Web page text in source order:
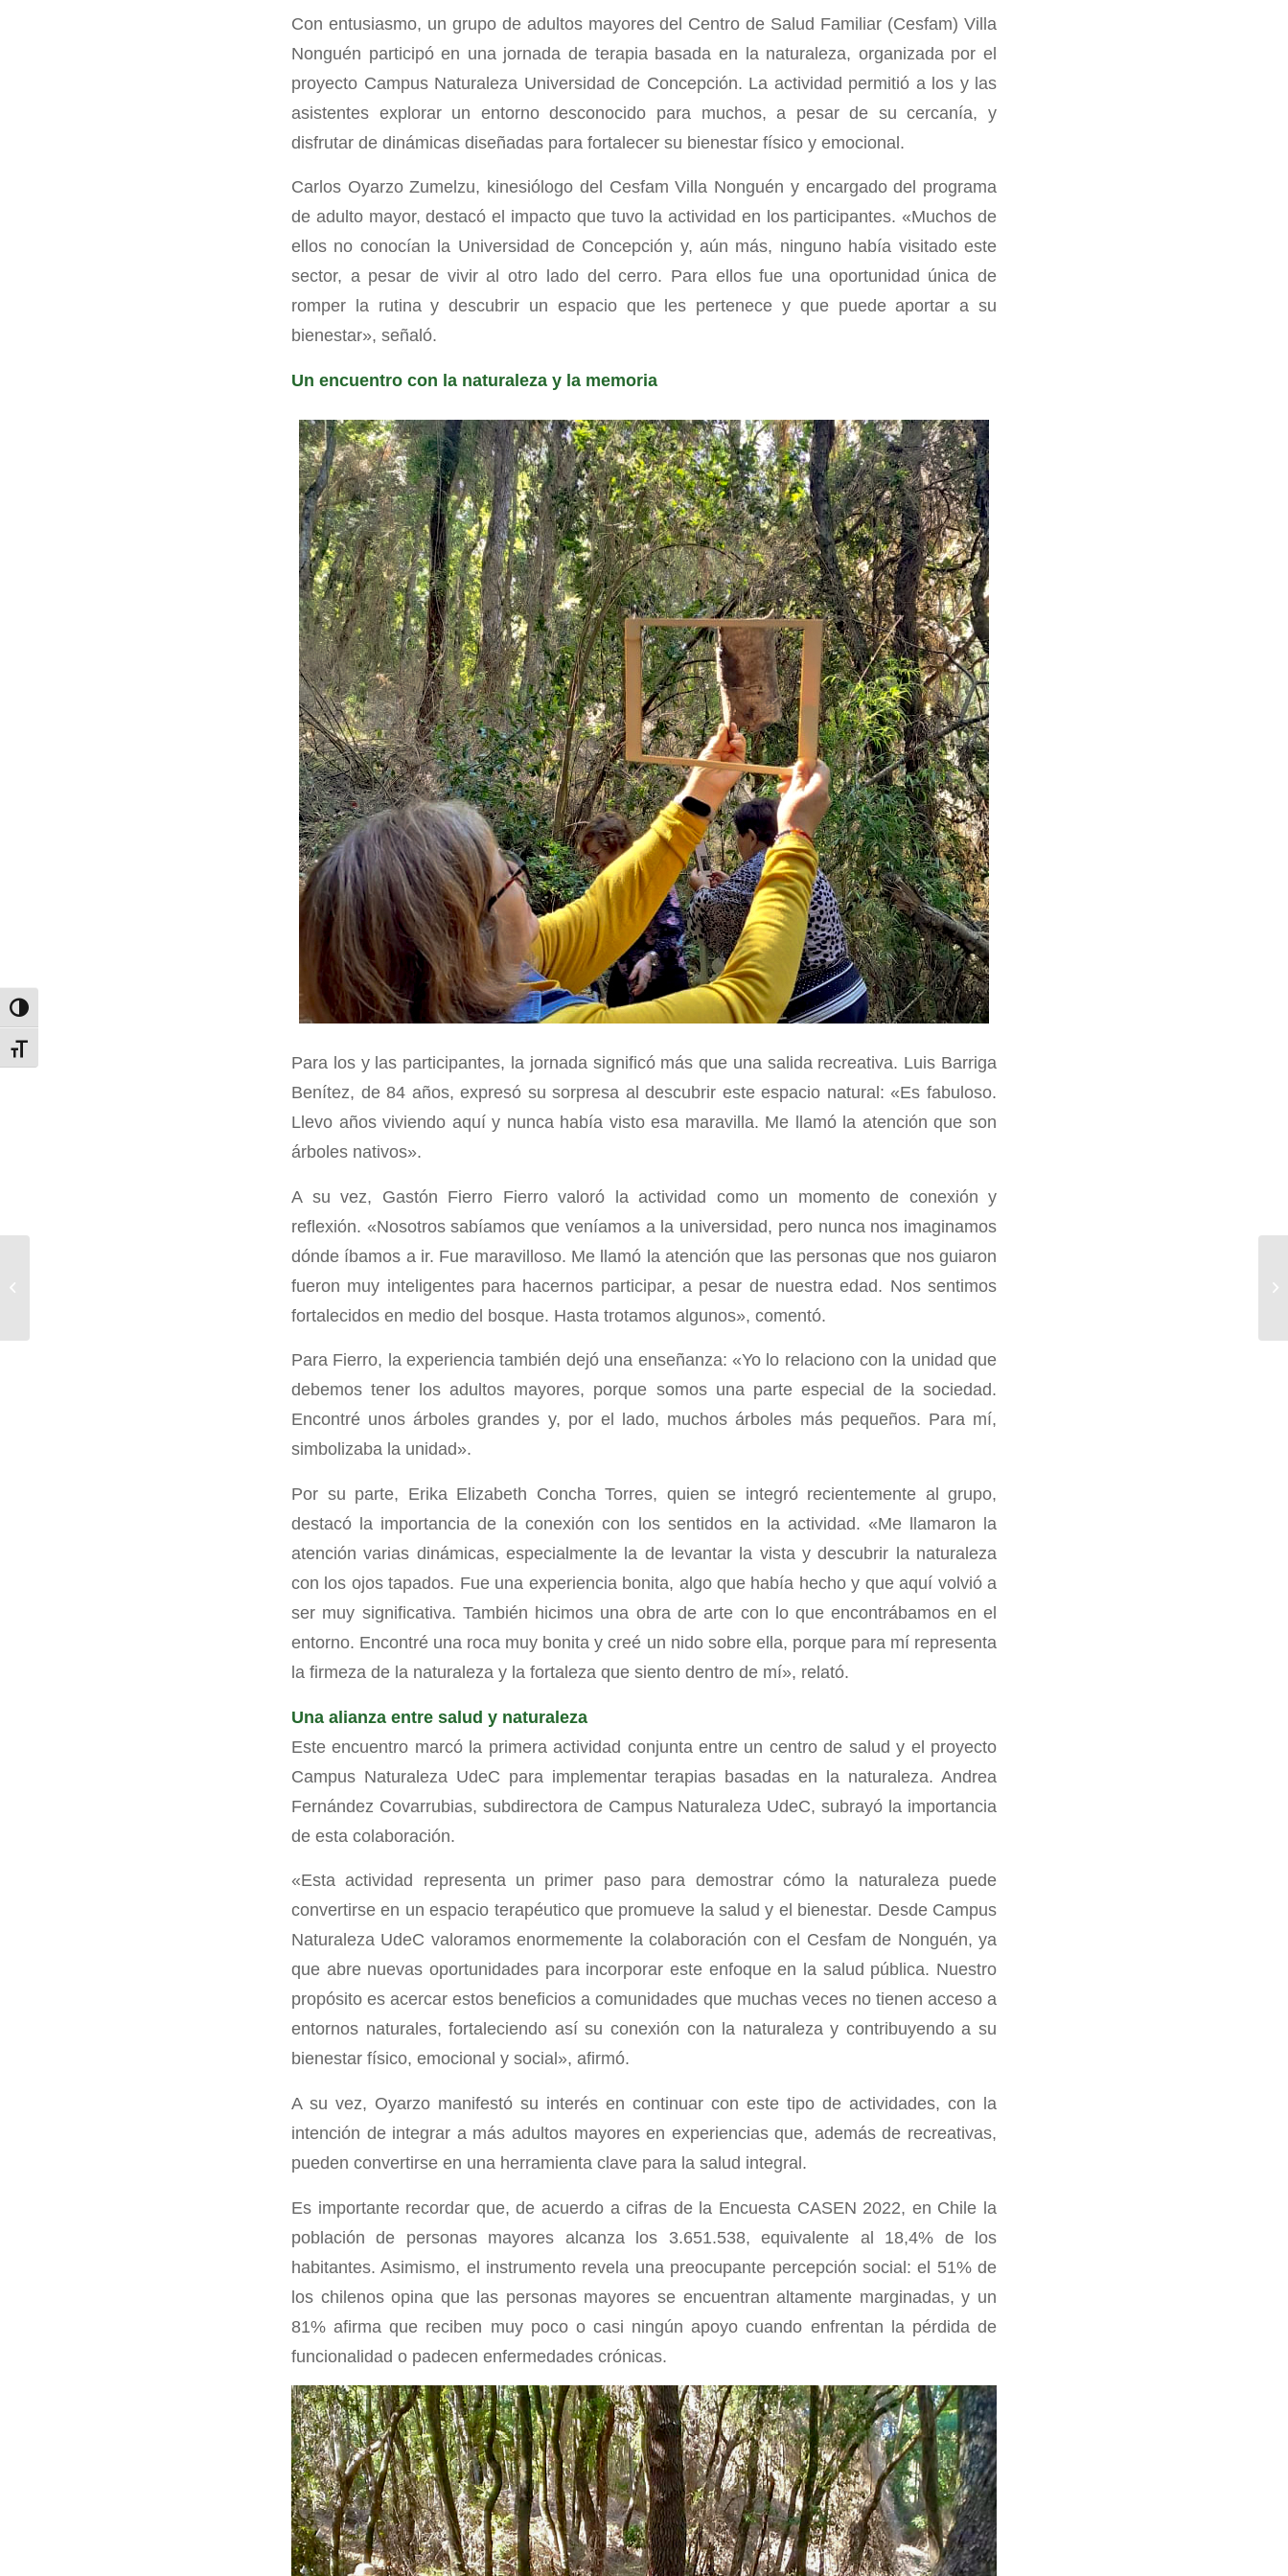
Alternar alto contraste
Alternar tamaño de letra
Con entusiasmo, un grupo de adultos mayores del Centro de Salud Familiar (Cesfam) Villa
Nonguén participó en una jornada de terapia basada en la naturaleza, organizada por el
proyecto Campus Naturaleza Universidad de Concepción. La actividad permitió a los y las
asistentes explorar un entorno desconocido para muchos, a pesar de su cercanía, y
disfrutar de dinámicas diseñadas para fortalecer su bienestar físico y emocional.
Carlos Oyarzo Zumelzu, kinesiólogo del Cesfam Villa Nonguén y encargado del programa
de adulto mayor, destacó el impacto que tuvo la actividad en los participantes. «Muchos de
ellos no conocían la Universidad de Concepción y, aún más, ninguno había visitado este
sector, a pesar de vivir al otro lado del cerro. Para ellos fue una oportunidad única de
romper la rutina y descubrir un espacio que les pertenece y que puede aportar a su
bienestar», señaló.
Un encuentro con la naturaleza y la memoria
Para los y las participantes, la jornada significó más que una salida recreativa. Luis Barriga
Benítez, de 84 años, expresó su sorpresa al descubrir este espacio natural: «Es fabuloso.
Llevo años viviendo aquí y nunca había visto esa maravilla. Me llamó la atención que son
árboles nativos».
A su vez, Gastón Fierro Fierro valoró la actividad como un momento de conexión y
reflexión. «Nosotros sabíamos que veníamos a la universidad, pero nunca nos imaginamos
dónde íbamos a ir. Fue maravilloso. Me llamó la atención que las personas que nos guiaron
fueron muy inteligentes para hacernos participar, a pesar de nuestra edad. Nos sentimos
fortalecidos en medio del bosque. Hasta trotamos algunos», comentó.
Para Fierro, la experiencia también dejó una enseñanza: «Yo lo relaciono con la unidad que
debemos tener los adultos mayores, porque somos una parte especial de la sociedad.
Encontré unos árboles grandes y, por el lado, muchos árboles más pequeños. Para mí,
simbolizaba la unidad».
Por su parte, Erika Elizabeth Concha Torres, quien se integró recientemente al grupo,
destacó la importancia de la conexión con los sentidos en la actividad. «Me llamaron la
atención varias dinámicas, especialmente la de levantar la vista y descubrir la naturaleza
con los ojos tapados. Fue una experiencia bonita, algo que había hecho y que aquí volvió a
ser muy significativa. También hicimos una obra de arte con lo que encontrábamos en el
entorno. Encontré una roca muy bonita y creé un nido sobre ella, porque para mí representa
la firmeza de la naturaleza y la fortaleza que siento dentro de mí», relató.
Una alianza entre salud y naturaleza
Este encuentro marcó la primera actividad conjunta entre un centro de salud y el proyecto
Campus Naturaleza UdeC para implementar terapias basadas en la naturaleza. Andrea
Fernández Covarrubias, subdirectora de Campus Naturaleza UdeC, subrayó la importancia
de esta colaboración.
«Esta actividad representa un primer paso para demostrar cómo la naturaleza puede
convertirse en un espacio terapéutico que promueve la salud y el bienestar. Desde Campus
Naturaleza UdeC valoramos enormemente la colaboración con el Cesfam de Nonguén, ya
que abre nuevas oportunidades para incorporar este enfoque en la salud pública. Nuestro
propósito es acercar estos beneficios a comunidades que muchas veces no tienen acceso a
entornos naturales, fortaleciendo así su conexión con la naturaleza y contribuyendo a su
bienestar físico, emocional y social», afirmó.
A su vez, Oyarzo manifestó su interés en continuar con este tipo de actividades, con la
intención de integrar a más adultos mayores en experiencias que, además de recreativas,
pueden convertirse en una herramienta clave para la salud integral.
Es importante recordar que, de acuerdo a cifras de la Encuesta CASEN 2022, en Chile la
población de personas mayores alcanza los 3.651.538, equivalente al 18,4% de los
habitantes. Asimismo, el instrumento revela una preocupante percepción social: el 51% de
los chilenos opina que las personas mayores se encuentran altamente marginadas, y un
81% afirma que reciben muy poco o casi ningún apoyo cuando enfrentan la pérdida de
funcionalidad o padecen enfermedades crónicas.